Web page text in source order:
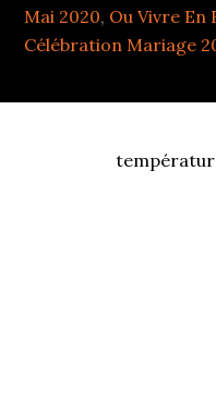
Mai 2020, Ou Vivre En
Célébration Mariage